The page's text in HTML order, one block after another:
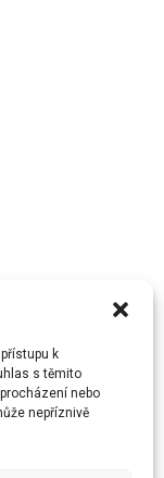
k
s těmito
nebo
nepříznivě